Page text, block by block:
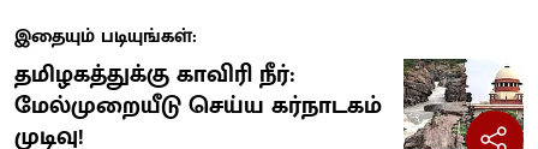
இதையும் படியுங்கள்:
தமிழகத்துக்கு காவிரி நீர்:
மேல்முறையீடு செய்ய கர்நாடகம்
முடிவு!